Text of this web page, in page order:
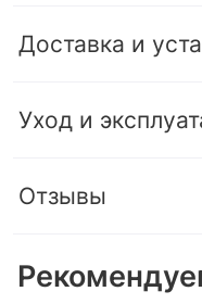
Доставка и
Уход и
Отзывы